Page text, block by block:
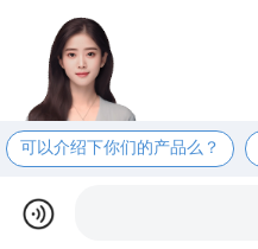
可以介绍下你们的产品么？